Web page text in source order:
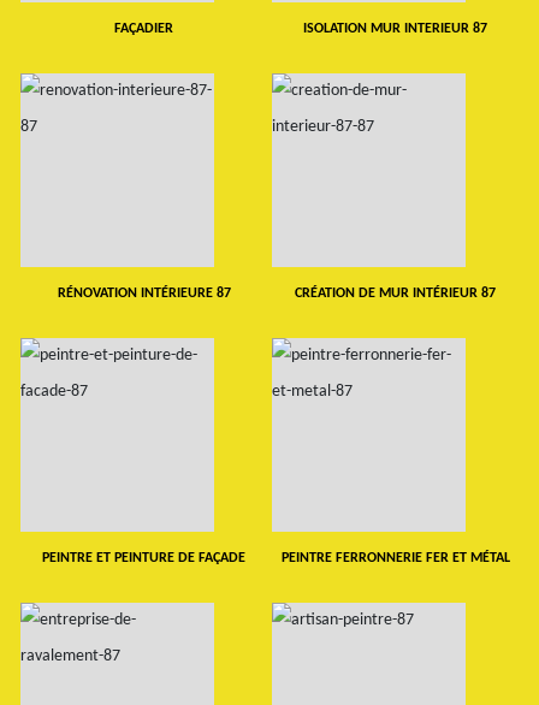
FAÇADIER ISOLATION MUR INTERIEUR 87
RÉNOVATION INTÉRIEURE 87 CRÉATION DE MUR INTÉRIEUR 87
PEINTRE ET PEINTURE DE FAÇADE PEINTRE FERRONNERIE FER ET MÉTAL